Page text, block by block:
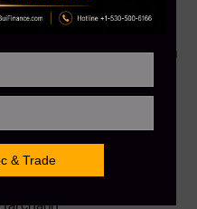
giữa tâm lý chốt lời, rủi ro vĩ
Mặc dù có điều chỉnh
Bitcoin vẫn nhận được sự hậu
nhà đầu tư cần cảnh giác
địa chính trị và cả công
tài chánh